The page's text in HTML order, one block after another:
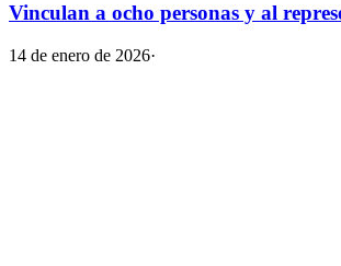
Vinculan a ocho personas y al
14 de enero de 2026·